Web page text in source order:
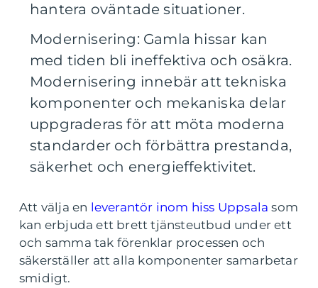
hantera oväntade situationer.
Modernisering: Gamla hissar kan
med tiden bli ineffektiva och osäkra.
Modernisering innebär att tekniska
komponenter och mekaniska delar
uppgraderas för att möta moderna
standarder och förbättra prestanda,
säkerhet och energieffektivitet.
Att välja en leverantör inom hiss Uppsala som
kan erbjuda ett brett tjänsteutbud under ett
och samma tak förenklar processen och
säkerställer att alla komponenter samarbetar
smidigt.